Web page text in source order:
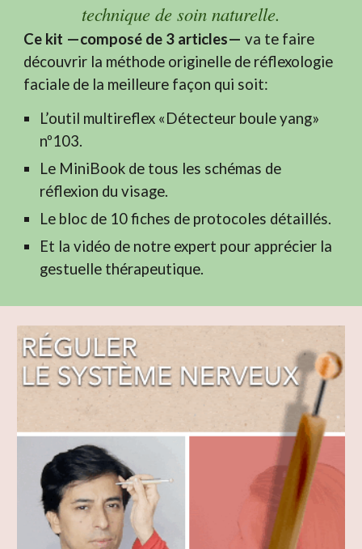
technique de soin naturelle.
Ce kit —composé de 3 articles— va te faire
découvrir la méthode originelle de réflexologie
faciale de la meilleure façon qui soit:
L’outil multireflex «Détecteur boule yang»
nº103.
Le MiniBook de tous les schémas de
réflexion du visage.
Le bloc de 10 fiches de protocoles détaillés.
Et la vidéo de notre expert pour apprécier la
gestuelle thérapeutique.